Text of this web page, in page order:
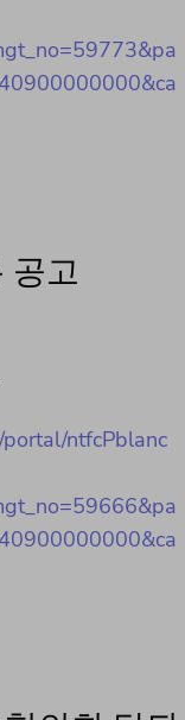
공고
ntfcPblanc